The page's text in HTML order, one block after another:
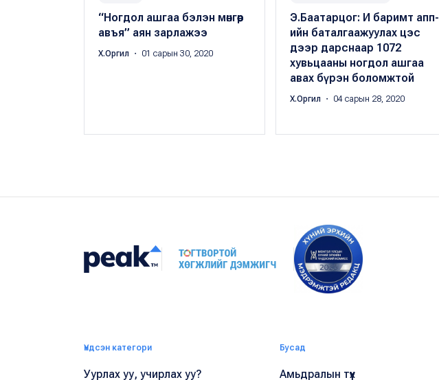
“Ногдол ашгаа бэлэн мөнгөөр
авъя” аян зарлажээ
Х.Оргил ・ 01 сарын 30, 2020
Э.Баатарцог: И баримт апп-
ийн баталгаажуулах цэс
дээр дарснаар 1072
хувьцааны ногдол ашгаа
авах бүрэн боломжтой
Х.Оргил ・ 04 сарын 28, 2020
Үндсэн категори
Уурлах уу, учирлах уу?
Бусад
Амьдралын түүх